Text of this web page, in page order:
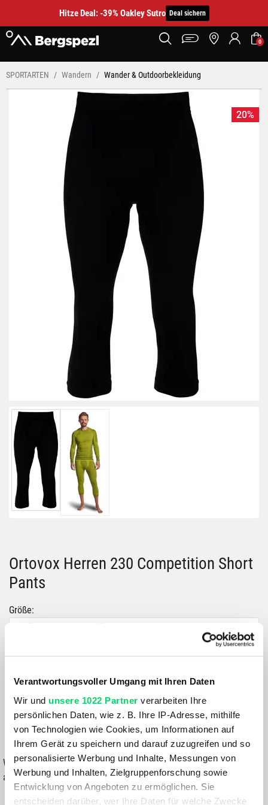
Verantwortungsvoller Umgang mit Ihren Daten
Wir und unsere 1022 Partner verarbeiten Ihre
persönlichen Daten, wie z. B. Ihre IP-Adresse, mithilfe
von Technologien wie Cookies, um Informationen auf
Ihrem Gerät zu speichern und darauf zuzugreifen und so
personalisierte Werbung und Inhalte, Messungen von
Werbung und Inhalten, Zielgruppenforschung sowie
Entwicklung von Angeboten zu ermöglichen. Sie
entscheiden darüber, wer Ihre Daten für welche Zwecke
Hitze Deal: -39% Oakley Sutro Deal sichern
0
SPORTARTEN Wandern Wander & Outdoorbekleidung
20%
Ortovox Herren 230 Competition Short
Pants
Größe:
Farbe:
99,99 €
ab 79,99 €
IN DEN WARENKORB
Wähle eine Variante aus, um die Verfügbarkeit in unseren Filialen
anzuzeigen
Du hast eine Frage?